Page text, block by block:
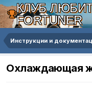
КЛУБ
FORTUNER
Инструкции и
Охлаждающая